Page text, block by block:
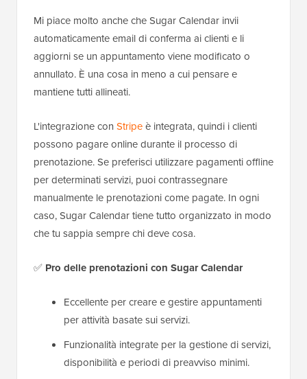
Mi piace molto anche che Sugar Calendar invii
automaticamente email di conferma ai clienti e li
aggiorni se un appuntamento viene modificato o
annullato. È una cosa in meno a cui pensare e
mantiene tutti allineati.
L'integrazione con Stripeè integrata, quindi i clienti
possono pagare online durante il processo di
prenotazione. Se preferisci utilizzare pagamenti offline
per determinati servizi, puoi contrassegnare
manualmente le prenotazioni come pagate. In ogni
caso, Sugar Calendar tiene tutto organizzato in modo
che tu sappia sempre chi deve cosa.
✅ Pro delle prenotazioni con Sugar Calendar
Eccellente per creare e gestire appuntamenti
per attività basate sui servizi.
Funzionalità integrate per la gestione di servizi,
disponibilità e periodi di preavviso minimi.